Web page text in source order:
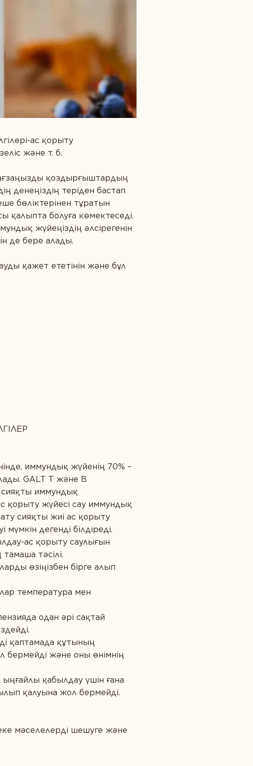
ас қорыту
және т. б.
қоздырғыштардың
денеңіздің теріден бастап
бөліктерінен тұратын
қалыпта болуға көмектеседі.
жүйеңіздің әлсірегенін
де бере алады.
қажет ететінін және бұл
иммундық жүйенің 70% –
GALT Т және В
иммундық
қорыту жүйесі сау иммундық
сияқты жиі ас қорыту
дегенді білдіреді.
ас қорыту саулығын
тәсілі.
өзіңізбен бірге алып
температура мен
одан әрі сақтай
қаптамада құтының
бермейді және оны өнімнің
қабылдау үшін ғана
қалуына жол бермейді.
мәселелерді шешуге және